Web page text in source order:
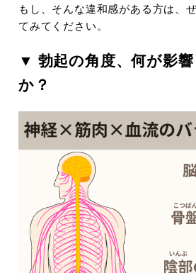
もし、そんな違和感がある方は、
てみてください。
▼ 勃起の角度、何が影
か？